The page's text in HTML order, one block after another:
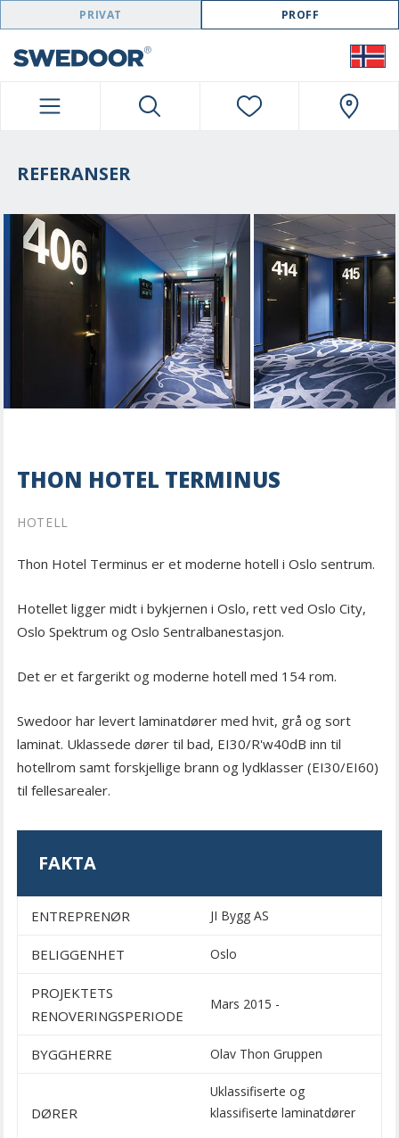
SWEDOOR NAVIGATION
PRIVAT PROFF
REFERANSER
THON HOTEL TERMINUS
HOTELL
Thon Hotel Terminus er et moderne hotell i Oslo sentrum.
Hotellet ligger midt i bykjernen i Oslo, rett ved Oslo City,
Oslo Spektrum og Oslo Sentralbanestasjon.
Det er et fargerikt og moderne hotell med 154 rom.
Swedoor har levert laminatdører med hvit, grå og sort
laminat. Uklassede dører til bad, EI30/R'w40dB inn til
hotellrom samt forskjellige brann og lydklasser (EI30/EI60)
til fellesarealer.
FAKTA
ENTREPRENØR JI Bygg AS
BELIGGENHET Oslo
PROJEKTETS
RENOVERINGSPERIODE
Mars 2015 -
BYGGHERRE Olav Thon Gruppen
DØRER
Uklassifiserte og
klassifiserte laminatdører